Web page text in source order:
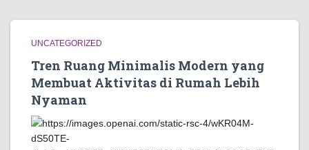
UNCATEGORIZED
Tren Ruang Minimalis Modern yang
Membuat Aktivitas di Rumah Lebih
Nyaman